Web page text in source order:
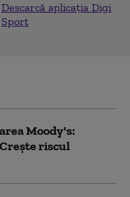
Descarcă aplicația Digi
Sport
Moody's:
riscul